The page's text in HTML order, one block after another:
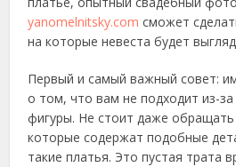
yanomelnitsky.com сможет
на которые невеста будет
Первый и самый важный совет:
о том, что вам не подходит из-
фигуры. Не стоит даже
которые содержат подобные
такие платья. Это пустая трата